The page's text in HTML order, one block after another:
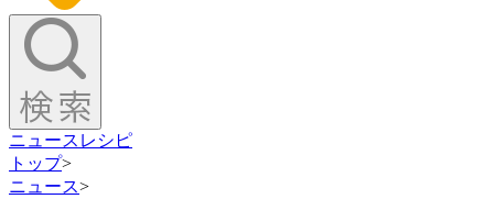
ニュース レシピ
トップ>
ニュース>